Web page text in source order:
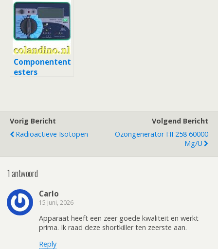
Componentent
esters
Vorig Bericht
Radioactieve Isotopen
Volgend Bericht
Ozongenerator HF258 60000
Mg/u
1 antwoord
Carlo
15 juni, 2026
Apparaat heeft een zeer goede kwaliteit en werkt
prima. Ik raad deze shortkiller ten zeerste aan.
Reply